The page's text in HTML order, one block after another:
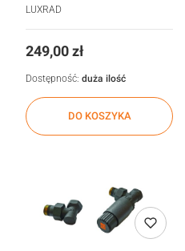
realizacja 48h
LUXRAD
Cena
249,00 zł
DO KOSZYKA
Dostępność: duża ilość